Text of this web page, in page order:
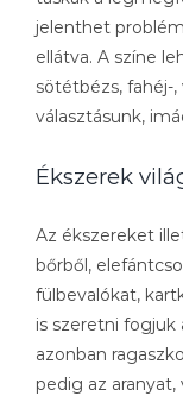
jelenthet
ellátva. A színe
sötétbézs, fahéj-,
választásunk,
Ékszerek
Az ékszereket
bőrből,
fülbevalókat,
is szeretni
azonban
pedig az